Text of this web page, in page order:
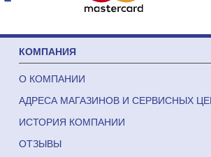
КОМПАНИЯ
О КОМПАНИИ
АДРЕСА МАГАЗИНОВ И СЕРВИСНЫХ
ИСТОРИЯ КОМПАНИИ
ОТЗЫВЫ